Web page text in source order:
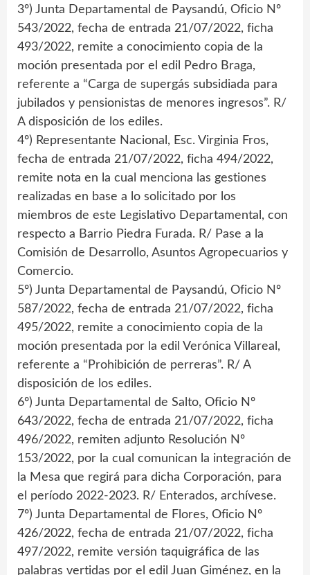
3º) Junta Departamental de Paysandú, Oficio Nº
543/2022, fecha de entrada 21/07/2022, ficha
493/2022, remite a conocimiento copia de la
moción presentada por el edil Pedro Braga,
referente a “Carga de supergás subsidiada para
jubilados y pensionistas de menores ingresos”. R/
A disposición de los ediles.
4º) Representante Nacional, Esc. Virginia Fros,
fecha de entrada 21/07/2022, ficha 494/2022,
remite nota en la cual menciona las gestiones
realizadas en base a lo solicitado por los
miembros de este Legislativo Departamental, con
respecto a Barrio Piedra Furada. R/ Pase a la
Comisión de Desarrollo, Asuntos Agropecuarios y
Comercio.
5º) Junta Departamental de Paysandú, Oficio Nº
587/2022, fecha de entrada 21/07/2022, ficha
495/2022, remite a conocimiento copia de la
moción presentada por la edil Verónica Villareal,
referente a “Prohibición de perreras”. R/ A
disposición de los ediles.
6º) Junta Departamental de Salto, Oficio Nº
643/2022, fecha de entrada 21/07/2022, ficha
496/2022, remiten adjunto Resolución Nº
153/2022, por la cual comunican la integración de
la Mesa que regirá para dicha Corporación, para
el período 2022-2023. R/ Enterados, archívese.
7º) Junta Departamental de Flores, Oficio Nº
426/2022, fecha de entrada 21/07/2022, ficha
497/2022, remite versión taquigráfica de las
palabras vertidas por el edil Juan Giménez, en la